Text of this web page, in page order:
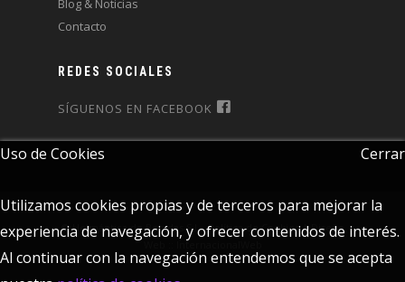
Blog & Noticias
Contacto
REDES SOCIALES
SÍGUENOS EN FACEBOOK
© Helmántica de Bebidas S.L..Política de Cookies|Diseño
Web :: InternacionalWeb
Uso de Cookies Cerrar
Utilizamos cookies propias y de terceros para mejorar la
experiencia de navegación, y ofrecer contenidos de interés.
Al continuar con la navegación entendemos que se acepta